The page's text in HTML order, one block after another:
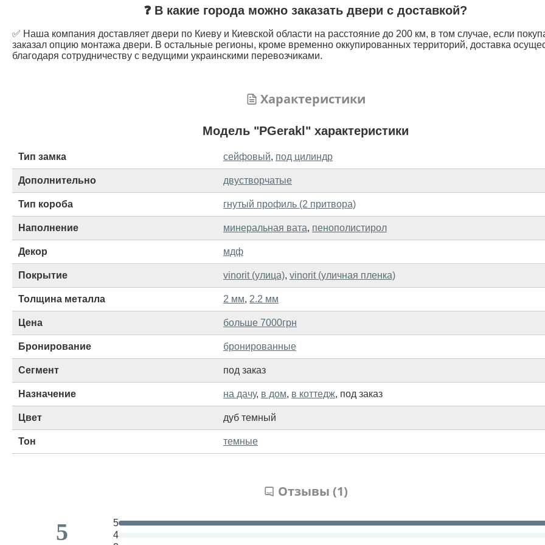
❓ В какие города можно заказать двери с доставкой?
✅ Наша компания доставляет двери по Киеву и Киевской области на расстояние до 200 км, в том случае, если
заказал опцию монтажа двери. В остальные регионы, кроме временно оккупированных территорий, доставка
благодаря сотрудничеству с ведущими украинскими перевозчиками.
Характеристики
Модель "PGerakl" характеристики
Тип замка сейфовый, под цилиндр
Дополнительно двустворчатые
Тип короба гнутый профиль (2 притвора)
Наполнение минеральная вата, пенополистирол
Декор мдф
Покрытие vinorit (улица), vinorit (уличная пленка)
Толщина металла 2 мм, 2.2 мм
Цена больше 7000грн
Бронирование бронированные
Сегмент под заказ
Назначение на дачу, в дом, в коттедж, под заказ
Цвет дуб темный
Тон темные
Отзывы (1)
5 5
4